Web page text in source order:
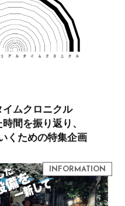
ムクロニクル
間を振り返り、
くための特集企画